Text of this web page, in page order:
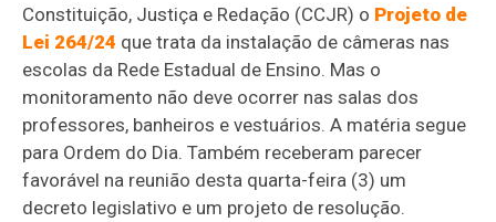
Constituição, Justiça e Redação (CCJR) o Projeto de
Lei 264/24 que trata da instalação de câmeras nas
escolas da Rede Estadual de Ensino. Mas o
monitoramento não deve ocorrer nas salas dos
professores, banheiros e vestuários. A matéria segue
para Ordem do Dia. Também receberam parecer
favorável na reunião desta quarta-feira (3) um
decreto legislativo e um projeto de resolução.